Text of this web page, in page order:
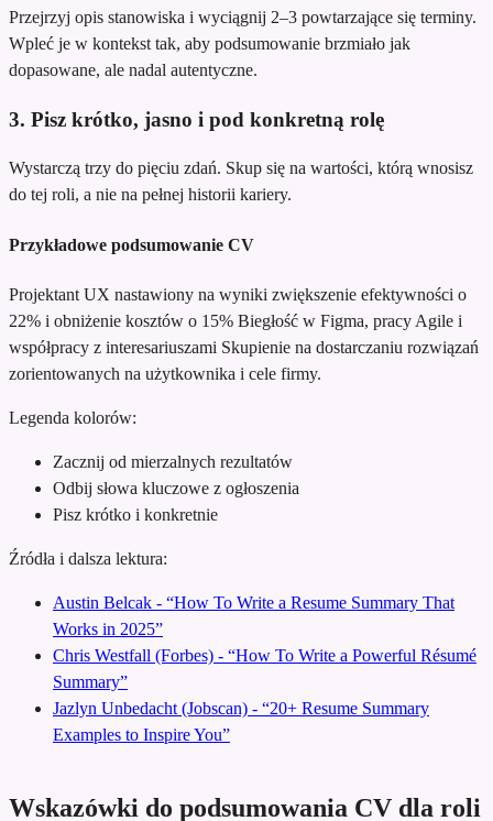
Przejrzyj opis stanowiska i wyciągnij 2–3 powtarzające się terminy.
Wpleć je w kontekst tak, aby podsumowanie brzmiało jak
dopasowane, ale nadal autentyczne.
3. Pisz krótko, jasno i pod konkretną rolę
Wystarczą trzy do pięciu zdań. Skup się na wartości, którą wnosisz
do tej roli, a nie na pełnej historii kariery.
Przykładowe podsumowanie CV
Projektant UX nastawiony na wyniki zwiększenie efektywności o
22% i obniżenie kosztów o 15% Biegłość w Figma, pracy Agile i
współpracy z interesariuszami Skupienie na dostarczaniu rozwiązań
zorientowanych na użytkownika i cele firmy.
Legenda kolorów:
Zacznij od mierzalnych rezultatów
Odbij słowa kluczowe z ogłoszenia
Pisz krótko i konkretnie
Źródła i dalsza lektura:
Austin Belcak - “How To Write a Resume Summary That
Works in 2025”
Chris Westfall (Forbes) - “How To Write a Powerful Résumé
Summary”
Jazlyn Unbedacht (Jobscan) - “20+ Resume Summary
Examples to Inspire You”
Wskazówki do podsumowania CV dla roli